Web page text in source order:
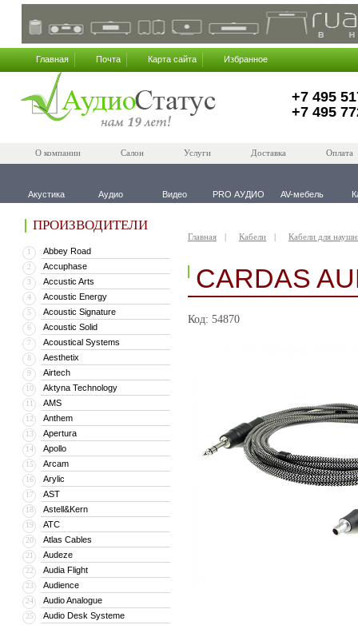
Главная Почта Карта сайта Избранное
+7 495
+7 495
О компании Салон Услуги Доставка Оплата
Акустика Аудио Видео PRO АУДИО AV-мебель
ПРОИЗВОДИТЕЛИ
1 Abbey Road
2 Accuphase
3 Accustic Arts
4 Acoustic Energy
5 Acoustic Signature
6 Acoustic Solid
7 Acoustical Systems
8 Aesthetix
9 Airtech
10 Aktyna Technology
11 AMS
12 Anthem
13 Apertura
14 Apollo
15 Arcam
16 Arylic
17 AST
18 Astell&Kern
19 ATC
20 Atlas Cables
21 Audeze
22 Audia Flight
23 Audience
24 Audio Analogue
25 Audio Desk Systeme
Главная Кабели Кабели для
CARDAS
Код: 54870